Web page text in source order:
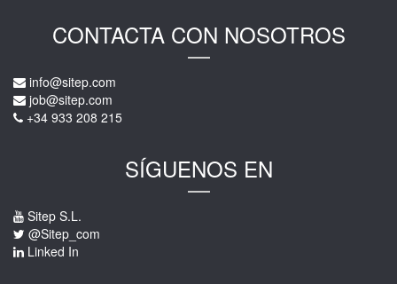
CONTACTA CON NOSOTROS
info@sitep.com
job@sitep.com
+34 933 208 215
SÍGUENOS EN
Sitep S.L.
@Sitep_com
Linked In